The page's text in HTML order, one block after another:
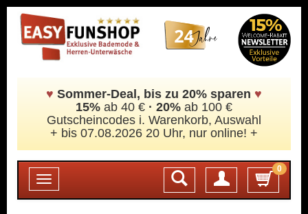
♥ Sommer-Deal, bis zu 20% sparen ♥
15% ab 40 € · 20% ab 100 €
Gutscheincodes i. Warenkorb, Auswahl
+ bis 07.08.2026 20 Uhr, nur online! +
Toggle
navigation
0
Login